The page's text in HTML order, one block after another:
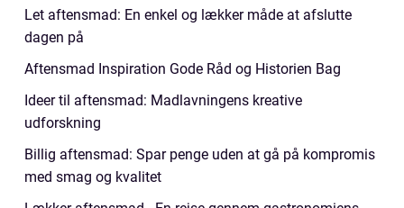
Let aftensmad: En enkel og lækker måde at afslutte
dagen på
Aftensmad Inspiration Gode Råd og Historien Bag
Ideer til aftensmad: Madlavningens kreative
udforskning
Billig aftensmad: Spar penge uden at gå på kompromis
med smag og kvalitet